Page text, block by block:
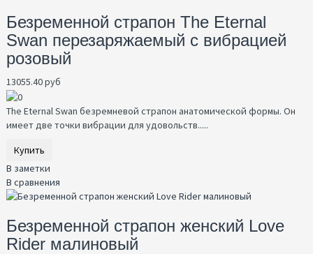
Безременной страпон The Eternal
Swan перезаряжаемый с вибрацией
розовый
13055.40 руб
The Eternal Swan безремневой страпон анатомической формы. Он
имеет две точки вибрации для удовольств.....
Купить
В заметки
В сравнения
Безременной страпон женский Love
Rider малиновый